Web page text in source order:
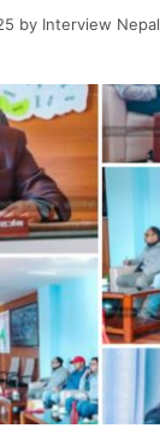
by Interview Nepal